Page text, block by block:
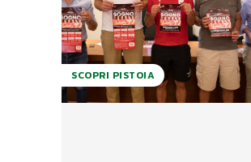
SCOPRI PISTOIA